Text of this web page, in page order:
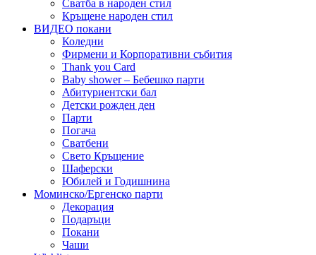
Сватба в народен стил
Кръщене народен стил
ВИДЕО покани
Коледни
Фирмени и Корпоративни събития
Thank you Card
Baby shower – Бебешко парти
Абитуриентски бал
Детски рожден ден
Парти
Погача
Сватбени
Свето Кръщение
Шаферски
Юбилей и Годишнина
Моминско/Ергенско парти
Декорация
Подаръци
Покани
Чаши